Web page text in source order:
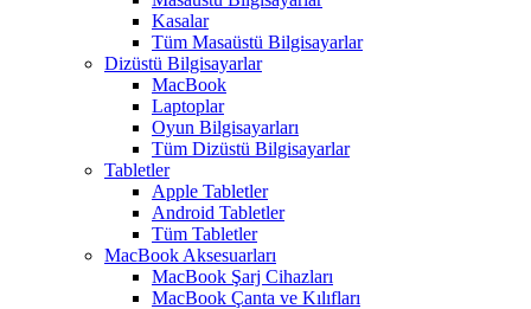
Kasalar
Tüm Masaüstü Bilgisayarlar
Dizüstü Bilgisayarlar
MacBook
Laptoplar
Oyun Bilgisayarları
Tüm Dizüstü Bilgisayarlar
Tabletler
Apple Tabletler
Android Tabletler
Tüm Tabletler
MacBook Aksesuarları
MacBook Şarj Cihazları
MacBook Çanta ve Kılıfları